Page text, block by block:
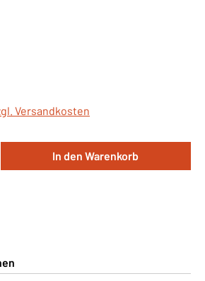
Versandkosten
Gib den gewünschten
In den Warenkorb